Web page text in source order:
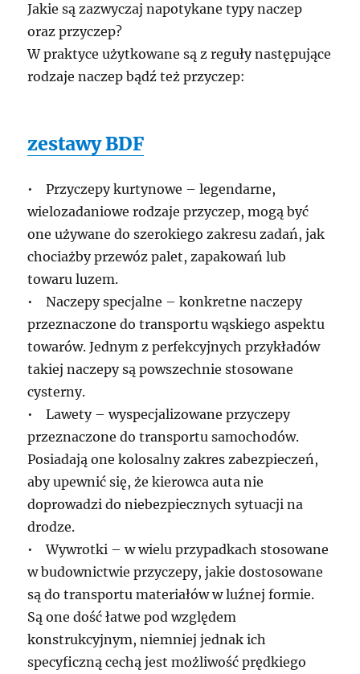
Jakie są zazwyczaj napotykane typy naczep
oraz przyczep?
W praktyce użytkowane są z reguły następujące
rodzaje naczep bądź też przyczep:
zestawy BDF
• Przyczepy kurtynowe – legendarne,
wielozadaniowe rodzaje przyczep, mogą być
one używane do szerokiego zakresu zadań, jak
chociażby przewóz palet, zapakowań lub
towaru luzem.
• Naczepy specjalne – konkretne naczepy
przeznaczone do transportu wąskiego aspektu
towarów. Jednym z perfekcyjnych przykładów
takiej naczepy są powszechnie stosowane
cysterny.
• Lawety – wyspecjalizowane przyczepy
przeznaczone do transportu samochodów.
Posiadają one kolosalny zakres zabezpieczeń,
aby upewnić się, że kierowca auta nie
doprowadzi do niebezpiecznych sytuacji na
drodze.
• Wywrotki – w wielu przypadkach stosowane
w budownictwie przyczepy, jakie dostosowane
są do transportu materiałów w luźnej formie.
Są one dość łatwe pod względem
konstrukcyjnym, niemniej jednak ich
specyficzną cechą jest możliwość prędkiego